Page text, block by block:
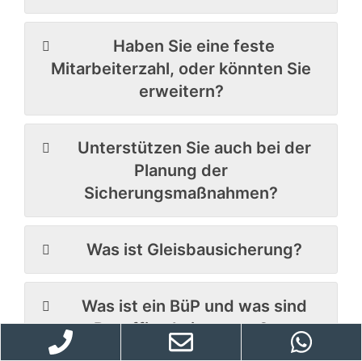
Haben Sie eine feste
Mitarbeiterzahl, oder könnten Sie
erweitern?
Unterstützen Sie auch bei der
Planung der
Sicherungsmaßnahmen?
Was ist Gleisbausicherung?
Was ist ein BüP und was sind
Bauaffine Leistungen?